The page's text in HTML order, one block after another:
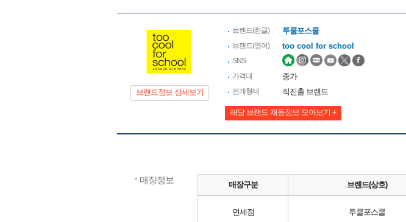
브랜드정보 상세보기
브랜드(한글) 투쿨포스쿨
브랜드(영어) too cool for school
SNS
가격대
중가
전개형태 직진출 브랜드
해당 브랜드 채용정보 모아보기 +
매장정보 매장구분 브랜드(상호)
면세점 투쿨포스쿨